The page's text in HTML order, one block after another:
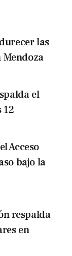
las
el
12
Acceso
bajo la
respalda
en